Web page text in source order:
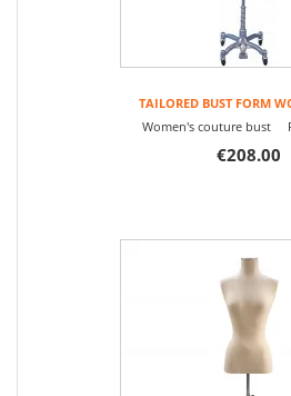
TAILORED BUST FORM
Women's couture bust
€208.00